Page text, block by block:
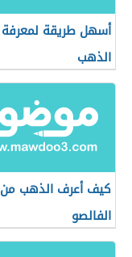
أسهل طريقة لمعرفة
الذهب
كيف أعرف الذهب من
الفالصو